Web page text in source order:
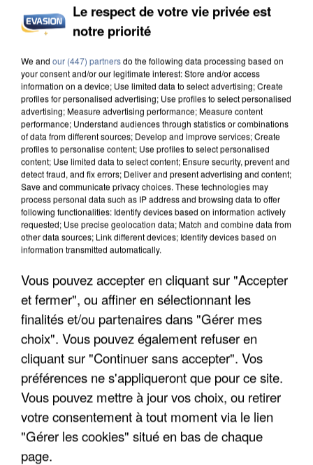
UNE TOURISTE DE L’OISE EMPORTÉE PAR UNE
COULÉE DE BOUE EN HAUTE-SAVOIE
LES DONNÉES DE 300 000 CLIENTS DÉROBÉES À
INTERMARCHÉ APRÈS UNE...
Le respect de votre vie privée est
notre priorité
We and our (447) partnersdo the following data processing based on
your consent and/or our legitimate interest: Store and/or access
information on a device; Use limited data to select advertising; Create
profiles for personalised advertising; Use profiles to select personalised
advertising; Measure advertising performance; Measure content
performance; Understand audiences through statistics or combinations
of data from different sources; Develop and improve services; Create
profiles to personalise content; Use profiles to select personalised
content; Use limited data to select content; Ensure security, prevent and
detect fraud, and fix errors; Deliver and present advertising and content;
Save and communicate privacy choices. These technologies may
process personal data such as IP address and browsing data to offer
following functionalities: Identify devices based on information actively
requested; Use precise geolocation data; Match and combine data from
other data sources; Link different devices; Identify devices based on
information transmitted automatically.
Vous pouvez accepter en cliquant sur "Accepter
et fermer", ou affiner en sélectionnant les
finalités et/ou partenaires dans "Gérer mes
choix". Vous pouvez également refuser en
cliquant sur "Continuer sans accepter". Vos
préférences ne s'appliqueront que pour ce site.
Vous pouvez mettre à jour vos choix, ou retirer
votre consentement à tout moment via le lien
"Gérer les cookies" situé en bas de chaque
page.